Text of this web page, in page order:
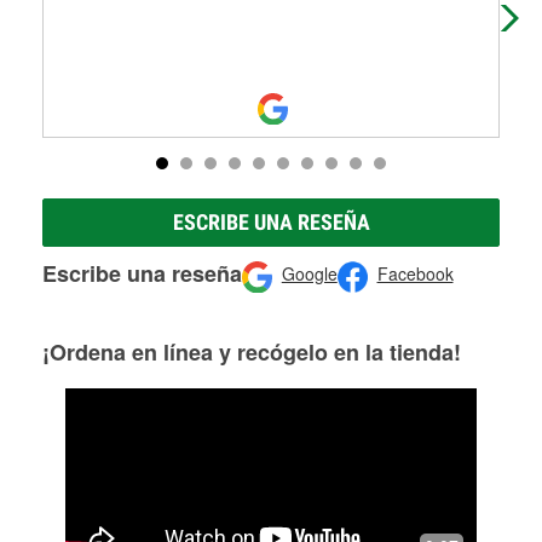
will
ESCRIBE UNA RESEÑA
Escribe una reseña Google Facebook
¡Ordena en línea y recógelo en la tienda!